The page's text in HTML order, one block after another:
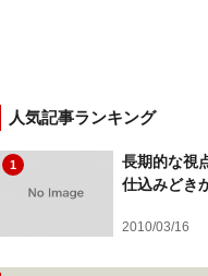
人気記事ランキング
1
長期的な視
仕込みどき
2010/03/16